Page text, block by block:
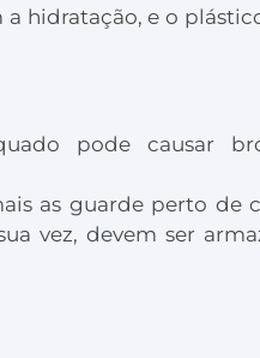
hidratação, e o
pode causar
as guarde perto de
vez, devem ser